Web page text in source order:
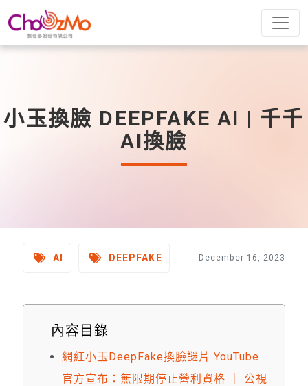
小玉換臉 DEEPFAKE AI | 千千
AI換臉
AI DEEPFAKE December 16, 2023
內容目錄
網紅小玉DeepFake換臉謎片 YouTube
官方宣布：無限期停止營利資格 ｜ 公視